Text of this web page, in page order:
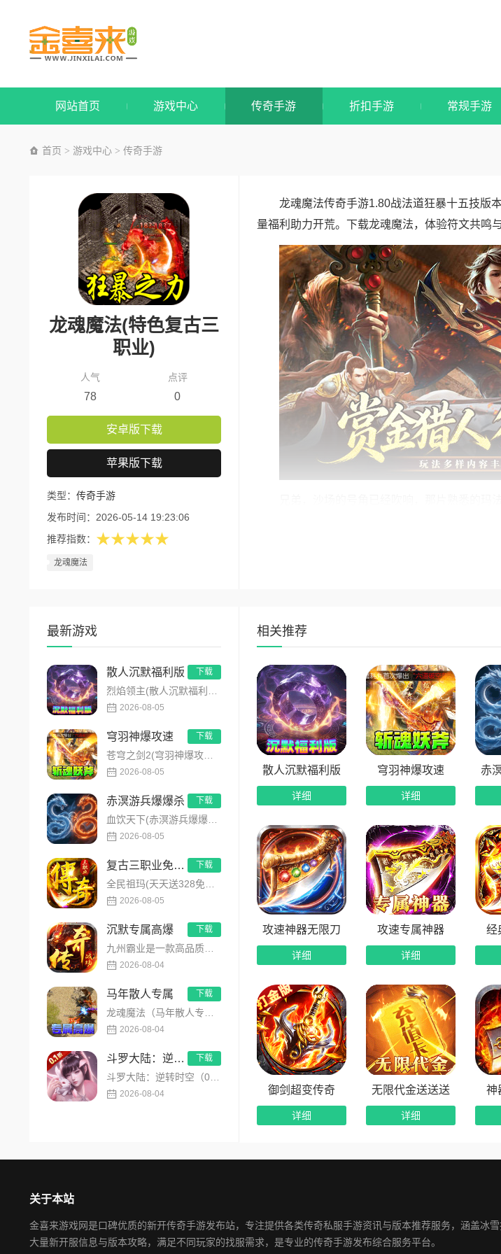
网站首页 游戏中心 传奇手游 折扣手游 常规手游
首页 > 游戏中心 > 传奇手游
龙魂魔法(特色复古三
职业)
人气
78
点评
0
安卓版下载
苹果版下载
类型： 传奇手游
发布时间： 2026-05-14 19:23:06
推荐指数： ★★★★★
龙魂魔法
龙魂魔法传奇手游1.80战法道狂暴十五技版
量福利助力开荒。下载龙魂魔法，体验符文共鸣
兄弟，沙场的号角已经吹响，那片熟悉的玛
战斗体验，让每一次PK都充满策略与变数。
对于回归的老玩家来说，开荒从来都不该是
动回收，彻底解放双手，让你把精力全部投入到
属性加成，养成路线清晰且回报丰厚。成长之路
力的距离。除此之外，每日福利、全服首杀等更
键。无论你是想重温当年和兄弟背靠背砍怪的情
目前龙魂魔法1.80战法道狂暴十五技版本已
优先选择带有官方认证标识的下载入口，确保版
包，跟随成长之路快速升级，激活装备图鉴积累
热血从未褪色，荣耀依然滚烫。龙魂魔法已
最新游戏
散人沉默福利版
烈焰领主(散人沉默福利版)是主打全民打金的沉默福利传奇手游，装备高保值、游戏货币自由畅销！无需氪金，刷怪做任...
2026-08-05
下载
穹羽神爆攻速
苍穹之剑2(穹羽神爆攻速)是主打高攻速神器的传奇手游，专为散人追梦打造，装备爆率超高！上线免费解锁自动拾取、...
2026-08-05
下载
赤溟游兵爆爆杀
血饮天下(赤溟游兵爆爆杀)是一款特色五大职业流派传奇手游，主打散人追梦高爆装备！上线免费解锁自动拾取、自动回...
2026-08-05
下载
复古三职业免费版
全民祖玛(天天送328免费版)是全新复古高福利传奇手游，创角即解锁自动拾取、自动回收、满背包、满仓库特权。每...
2026-08-05
下载
沉默专属高爆
九州霸业是一款高品质专属沉默传奇手游，内置永久3折超值福利，主打散人公平打金、零氪白嫖发育玩法。创新推出飞刀...
2026-08-04
下载
马年散人专属
龙魂魔法（马年散人专属）是一款专为散人玩家打造的马年专属热血传奇手游，主打高爆打宝、低门槛开荒、自由热血PK...
2026-08-04
下载
斗罗大陆：逆转时空
斗罗大陆：逆转时空（0.1折满V打金版）是正版斗罗大陆IP授权的高画质卡牌RPG手游，创新平行时空错位剧情，...
2026-08-04
下载
相关推荐
散人沉默福利版
详细
穹羽神爆攻速
详细
赤
攻速神器无限刀
详细
攻速专属神器
详细
经
御剑超变传奇
详细
无限代金送送送
详细
神
关于本站
金喜来游戏网是口碑优质的新开传奇手游发布站，专注提供各类传奇私服手游资讯与版本推荐服务，涵盖冰
大量新开服信息与版本攻略，满足不同玩家的找服需求，是专业的传奇手游发布综合服务平台。